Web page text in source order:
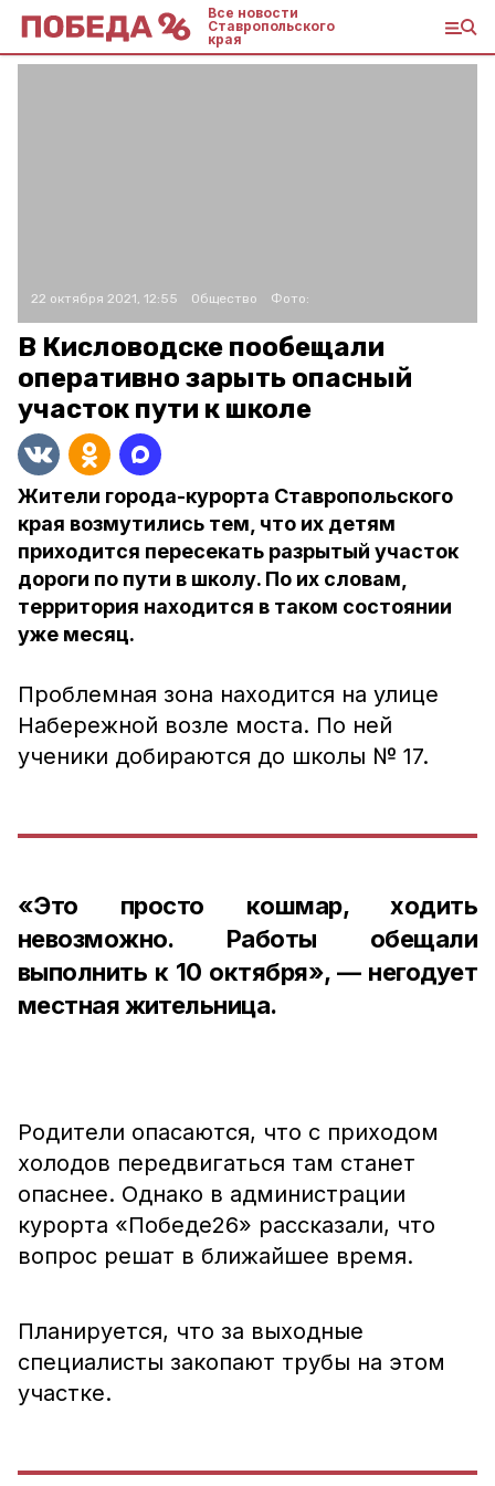
Все новости
Ставропольского
края
22 октября 2021, 12:55 Общество Фото:
В Кисловодске пообещали
оперативно зарыть опасный
участок пути к школе
Жители города-курорта Ставропольского
края возмутились тем, что их детям
приходится пересекать разрытый участок
дороги по пути в школу. По их словам,
территория находится в таком состоянии
уже месяц.
Проблемная зона находится на улице
Набережной возле моста. По ней
ученики добираются до школы № 17.
«Это просто кошмар, ходить
невозможно. Работы обещали
выполнить к 10 октября», — негодует
местная жительница.
Родители опасаются, что с приходом
холодов передвигаться там станет
опаснее. Однако в администрации
курорта «Победе26» рассказали, что
вопрос решат в ближайшее время.
Планируется, что за выходные
специалисты закопают трубы на этом
участке.